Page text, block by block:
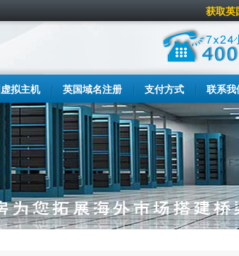
获取英
拟主机 英国域名注册 支付方式 联系我